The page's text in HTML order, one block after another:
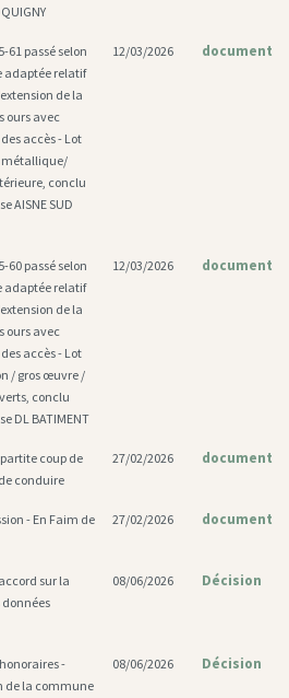
61 passé selon
adaptée relatif
de la
ours avec
accès - Lot
métallique/
conclu
AISNE SUD
12/03/2026 document
60 passé selon
adaptée relatif
de la
ours avec
accès - Lot
/ gros œuvre /
conclu
DL BATIMENT
12/03/2026 document
coup de
conduire
27/02/2026 document
- En Faim de
27/02/2026 document
sur la
08/06/2026 Décision
-
de la commune
08/06/2026 Décision